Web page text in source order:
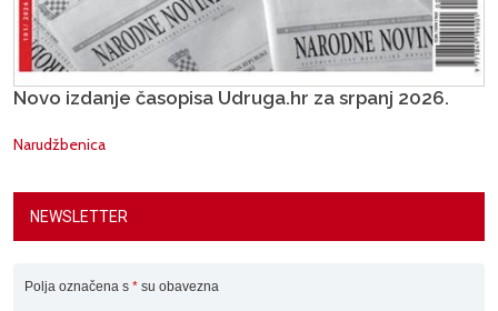
Novo izdanje časopisa Udruga.hr za srpanj 2026.
Narudžbenica
NEWSLETTER
Polja označena s * su obavezna